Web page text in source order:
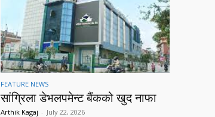
FEATURE NEWS
सांग्रिला डेभलपमेन्ट बैंकको खुद नाफा
Arthik Kagaj - July 22, 2026